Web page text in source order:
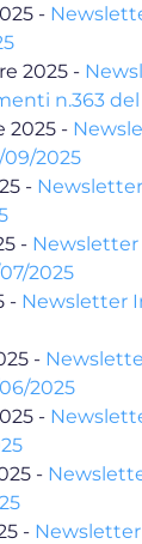
-
2025 -
n.363
2025 -
09/2025
-
-
2025
- Newsletter
-
2025
-
-
-